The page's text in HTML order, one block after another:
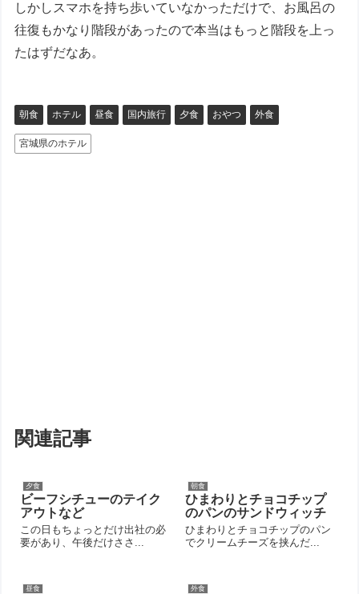
しかしスマホを持ち歩いていなかっただけで、お風呂の
往復もかなり階段があったので本当はもっと階段を上っ
たはずだなあ。
朝食 ホテル 昼食 国内旅行 夕食 おやつ 外食
宮城県のホテル
関連記事
夕食
ビーフシチューのテイク
アウトなど
この日もちょっとだけ出社の必
要があり、午後だけささ...
朝食
ひまわりとチョコチップ
のパンのサンドウィッチ
ひまわりとチョコチップのパン
でクリームチーズを挟んだ...
昼食 外食